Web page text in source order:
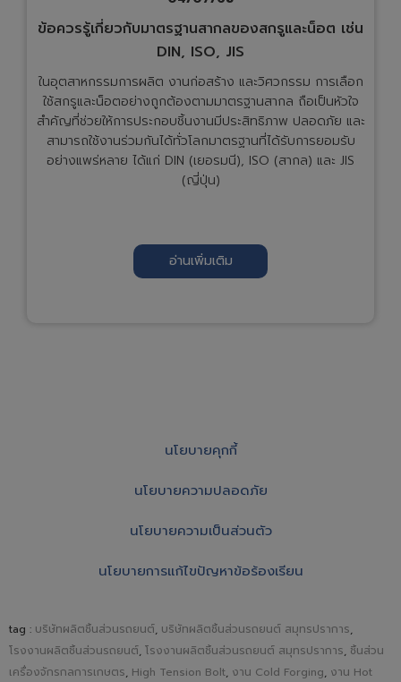
ข้อควรรู้เกี่ยวกับมาตรฐานสากลของสกรูและน็อต เช่น
DIN, ISO, JIS
ในอุตสาหกรรมการผลิต งานก่อสร้าง และวิศวกรรม การเลือก
ใช้สกรูและน็อตอย่างถูกต้องตามมาตรฐานสากล ถือเป็นหัวใจ
สำคัญที่ช่วยให้การประกอบชิ้นงานมีประสิทธิภาพ ปลอดภัย และ
สามารถใช้งานร่วมกันได้ทั่วโลกมาตรฐานที่ได้รับการยอมรับ
อย่างแพร่หลาย ได้แก่ DIN (เยอรมนี), ISO (สากล) และ JIS
(ญี่ปุ่น)
อ่านเพิ่มเติม
นโยบายคุกกี้
นโยบายความปลอดภัย
นโยบายความเป็นส่วนตัว
นโยบายการแก้ไขปัญหาข้อร้องเรียน
tag : บริษัทผลิตชิ้นส่วนรถยนต์, บริษัทผลิตชิ้นส่วนรถยนต์ สมุทรปราการ,
โรงงานผลิตชิ้นส่วนรถยนต์, โรงงานผลิตชิ้นส่วนรถยนต์ สมุทรปราการ, ชิ้นส่วน
เครื่องจักรกลการเกษตร, High Tension Bolt, งาน Cold Forging, งาน Hot